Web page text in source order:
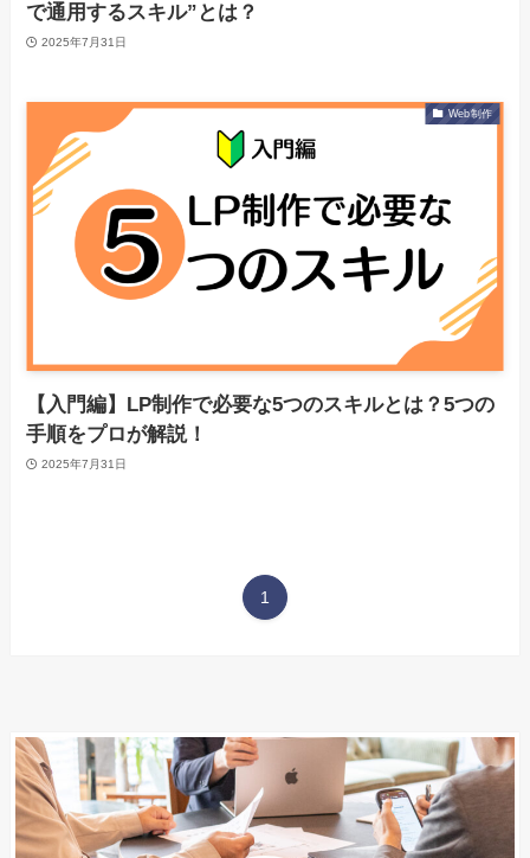
で通用するスキル”とは？
2025年7月31日
Web制作
【入門編】LP制作で必要な5つのスキルとは？5つの
手順をプロが解説！
2025年7月31日
1